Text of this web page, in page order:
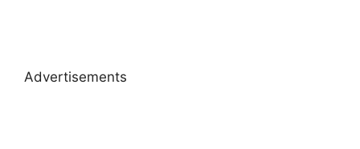
Advertisements